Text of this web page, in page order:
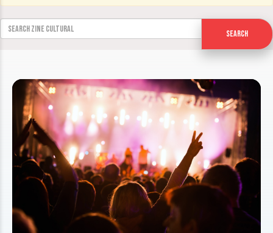
Search for:
Search